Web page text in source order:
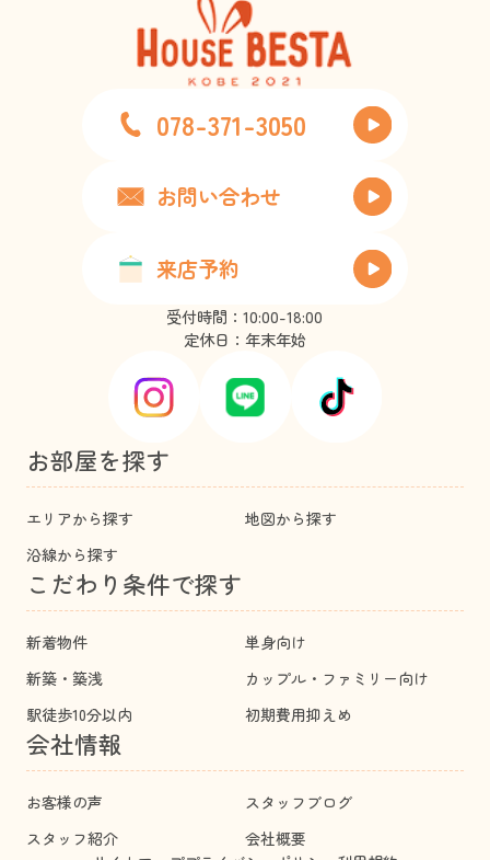
078-371-3050
お問い合わせ
来店予約
受付時間：10:00-18:00
定休日：年末年始
お部屋を探す
エリアから探す
地図から探す
沿線から探す
こだわり条件で探す
新着物件
単身向け
新築・築浅
カップル・ファミリー向け
駅徒歩10分以内
初期費用抑えめ
会社情報
お客様の声
スタッフブログ
スタッフ紹介
会社概要